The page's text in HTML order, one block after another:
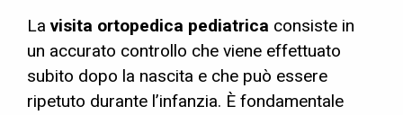
Lavisita ortopedica pediatrica consiste in
un accurato controllo che viene effettuato
subito dopo la nascita e che può essere
ripetuto durante l’infanzia. È fondamentale